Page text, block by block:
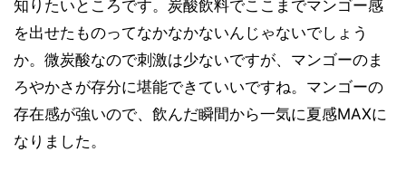
知りたいところです。炭酸飲料でここまでマンゴー感
を出せたものってなかなかないんじゃないでしょう
か。微炭酸なので刺激は少ないですが、マンゴーのま
ろやかさが存分に堪能できていいですね。マンゴーの
存在感が強いので、飲んだ瞬間から一気に夏感MAXに
なりました。